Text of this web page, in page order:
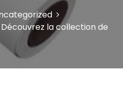
la collection de